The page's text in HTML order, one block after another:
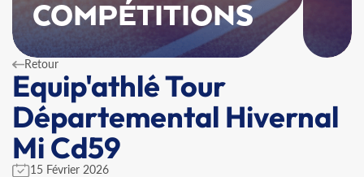
COMPÉTITIONS
Retour
Equip'athlé Tour
Départemental Hivernal
Mi Cd59
15 Février 2026